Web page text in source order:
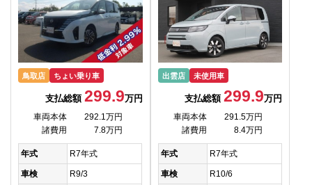
鳥取店 ちょい乗り車
支払総額 299.9万円
車両本体
292.1万円
諸費用
7.8万円
年式 R7年式
車検 R9/3
出雲店 未使用車
支払総額299.9万円
車両本体
291.5万円
諸費用
8.4万円
年式 R7年式
車検 R10/6